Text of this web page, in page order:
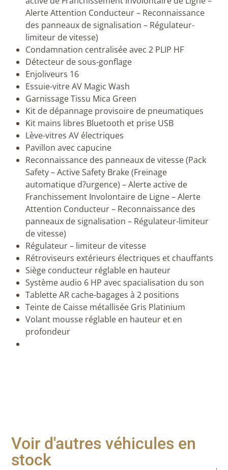
Alerte Attention Conducteur – Reconnaissance
des panneaux de signalisation – Régulateur-
limiteur de vitesse)
Condamnation centralisée avec 2 PLIP HF
Détecteur de sous-gonflage
Enjoliveurs 16
Essuie-vitre AV Magic Wash
Garnissage Tissu Mica Green
Kit de dépannage provisoire de pneumatiques
Kit mains libres Bluetooth et prise USB
Lève-vitres AV électriques
Pavillon avec capucine
Reconnaissance des panneaux de vitesse (Pack
Safety – Active Safety Brake (Freinage
automatique d?urgence) – Alerte active de
Franchissement Involontaire de Ligne – Alerte
Attention Conducteur – Reconnaissance des
panneaux de signalisation – Régulateur-limiteur
de vitesse)
Régulateur – limiteur de vitesse
Rétroviseurs extérieurs électriques et chauffants
Siège conducteur réglable en hauteur
Système audio 6 HP avec spacialisation du son
Tablette AR cache-bagages à 2 positions
Teinte de Caisse métallisée Gris Platinium
Volant mousse réglable en hauteur et en
profondeur
Voir d'autres véhicules en
stock